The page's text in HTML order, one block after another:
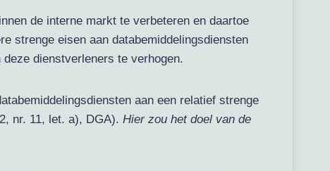
de interne markt te verbeteren en daartoe
strenge eisen aan databemiddelingsdiensten
dienstverleners te verhogen.
aan een relatief strenge
nr. 11, let. a), DGA). Hier zou het doel van de